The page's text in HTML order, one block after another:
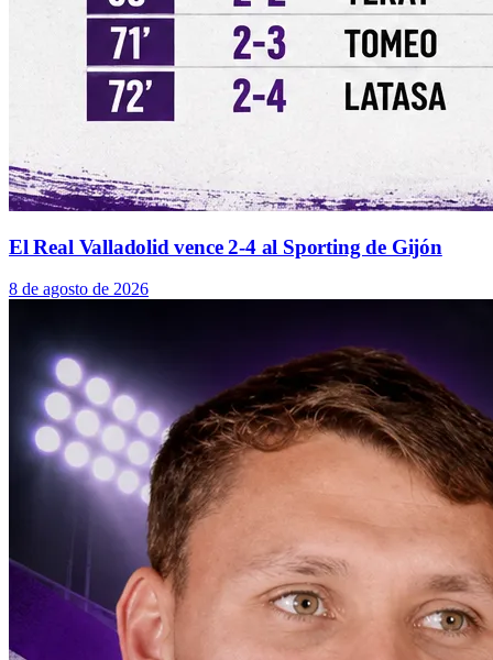
El Real Valladolid vence 2-4 al Sporting de Gijón
8 de agosto de 2026